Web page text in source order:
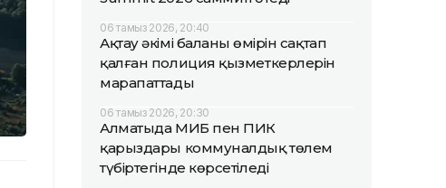
06 тамыз 2026, 20:40
Ақтау әкімі баланың өмірін сақтап
қалған полиция қызметкерлерін
марапаттады
06 тамыз 2026, 20:30
Алматыда МИБ пен ПИК
қарыздары коммуналдық төлем
түбіртегінде көрсетіледі